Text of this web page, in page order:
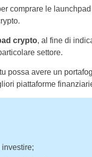
comprare le launchpad
crypto, al fine di
settore.
possa avere un
piattaforme